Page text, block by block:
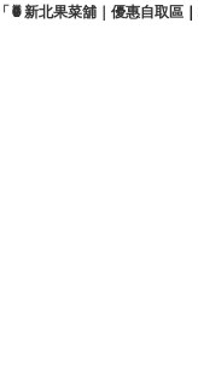
「🍍新北果菜舖｜優惠自取區